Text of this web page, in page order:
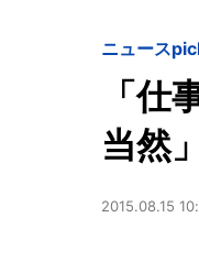
ニュース
「
当然
2015.08.15